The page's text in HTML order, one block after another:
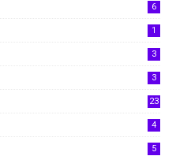
6
1
3
3
23
4
5